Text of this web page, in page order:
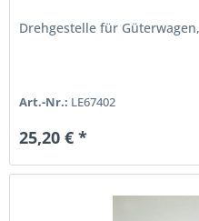
Drehgestelle für
Art.-Nr.: LE67402
25,20 € *